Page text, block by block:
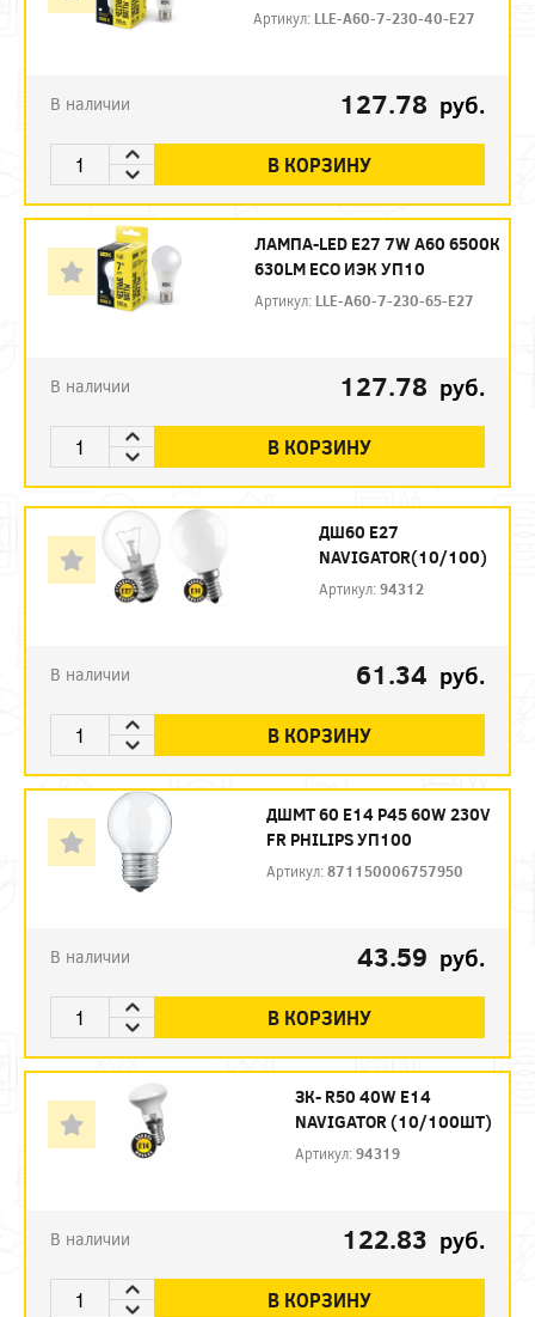
Артикул: LLE-A60-7-230-40-E27
В наличии 127.78 руб.
В КОРЗИНУ
ЛАМПА-LED E27 7W A60 6500К
630LM ECO ИЭК УП10
Артикул: LLE-A60-7-230-65-E27
В наличии 127.78 руб.
В КОРЗИНУ
ДШ60 Е27
NAVIGATOR(10/100)
Артикул:94312
В наличии 61.34 руб.
В КОРЗИНУ
ДШМТ 60 Е14 P45 60W 230V
FR PHILIPS УП100
Артикул:871150006757950
В наличии 43.59 руб.
В КОРЗИНУ
ЗК- R50 40W E14
NAVIGATOR (10/100ШТ)
Артикул:94319
В наличии 122.83 руб.
В КОРЗИНУ